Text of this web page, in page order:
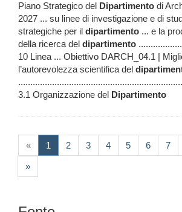
Piano Strategico del Dipartimento di
2027 ... su linee di investigazione e di
strategiche per il dipartimento ... e la
della ricerca del dipartimento
10 Linea ... Obiettivo DARCH_04.1 |
l’autorevolezza scientifica del
3.1 Organizzazione del Dipartimento
« 1 (current)
2 3 4 5 6 7
»